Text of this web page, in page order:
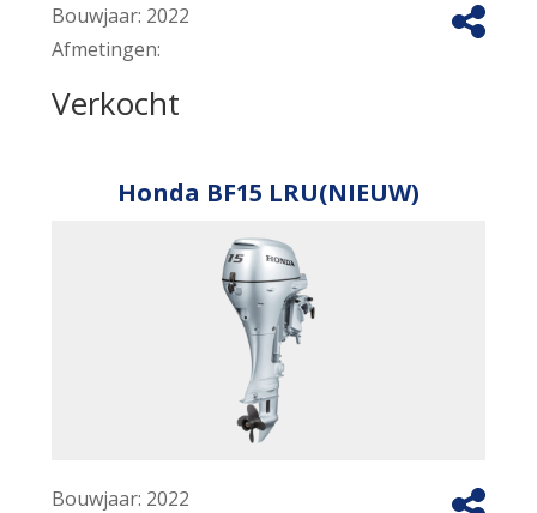
Bouwjaar: 2022
Afmetingen:
Verkocht
Honda BF15 LRU(NIEUW)
Bouwjaar: 2022